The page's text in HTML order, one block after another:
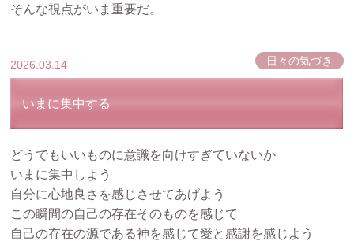
そんな視点がいま重要だ。
日々の気づき
2026.03.14
いまに集中する
どうでもいいものに意識を向けすぎていないか
いまに集中しよう
自分に心地良さを感じさせてあげよう
この瞬間の自己の存在そのものを感じて
自己の存在の源である神を感じて愛と感謝を感じよう